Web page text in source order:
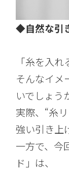
◆自然な引
「糸を入
そんなイメ
いでしょう
実際、“糸
強い引き上
一方で、今
ド」は、